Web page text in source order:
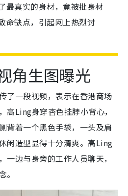
最真实的身材，竟被批身材
命缺点，引起网上热烈讨
角生图曝光
了一段视频，表示在香港商场
高Ling身穿杏色挂脖小背心，
背着一个黑色手袋，一头及肩
闲造型显得十分清爽。高Ling
一边与身旁的工作人员聊天，
。